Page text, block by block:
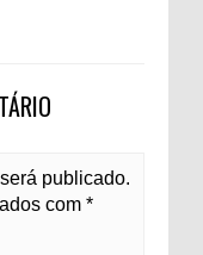
publicado.
com *